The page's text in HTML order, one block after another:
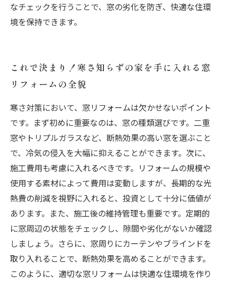
なチェックを行うことで、窓の劣化を防ぎ、快適な住環
境を保持できます。
これで決まり！寒さ知らずの家を手に入れる窓
リフォームの全貌
寒さ対策において、窓リフォームは欠かせないポイント
です。まず初めに重要なのは、窓の種類選びです。二重
窓やトリプルガラスなど、断熱効果の高い窓を選ぶこと
で、冷気の侵入を大幅に抑えることができます。次に、
施工費用も考慮に入れるべきです。リフォームの規模や
使用する素材によって費用は変動しますが、長期的な光
熱費の削減を視野に入れると、投資として十分に価値が
あります。また、施工後の維持管理も重要です。定期的
に窓周辺の状態をチェックし、隙間や劣化がないか確認
しましょう。さらに、窓周りにカーテンやブラインドを
取り入れることで、断熱効果を高めることができます。
このように、適切な窓リフォームは快適な住環境を作り